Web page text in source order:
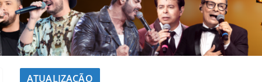
ATUALIZAÇÃO